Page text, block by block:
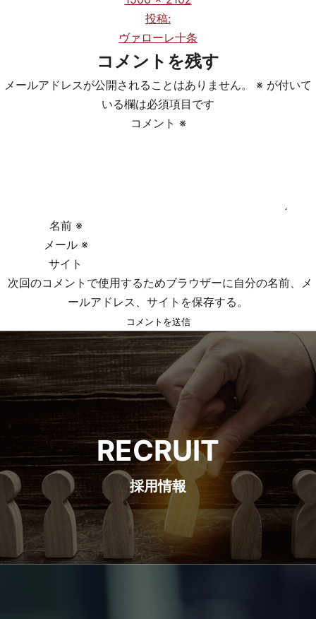
サ
イ
ナ
投稿:
ヴァローレ十条
コメントを残す
メールアドレスが公開されることはありません。 ※ が付いて
いる欄は必須項目です
コメント ※
名前 ※
メール ※
サイト
次回のコメントで使用するためブラウザーに自分の名前、メ
ールアドレス、サイトを保存する。
RECRUIT
採用情報